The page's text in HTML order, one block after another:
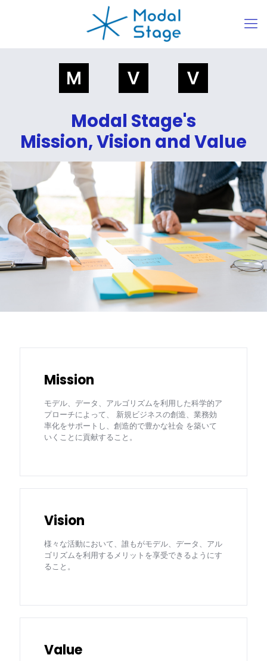
Modal Stage's
Mission, Vision and Value
Mission
モデル、データ、アルゴリズムを利用した科学的ア
プローチによって、 新規ビジネスの創造、業務効
率化をサポートし、創造的で豊かな社会 を築いて
いくことに貢献すること。
Vision
様々な活動において、誰もがモデル、データ、アル
ゴリズムを利用するメリットを享受できるようにす
ること。
Value